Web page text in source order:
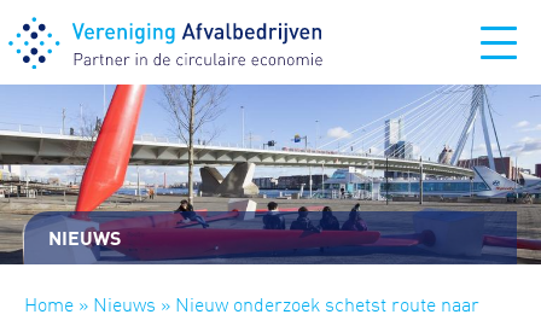
NIEUWS
Home » Nieuws » Nieuw onderzoek schetst route naar